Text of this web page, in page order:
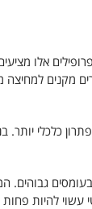
אלו
מקנים
כלכלי
גבוהים.
עשוי להיות